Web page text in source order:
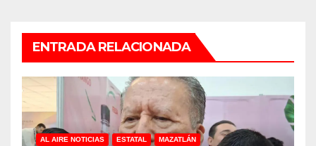
ENTRADA RELACIONADA
AL AIRE NOTICIAS ESTATAL MAZATLÁN